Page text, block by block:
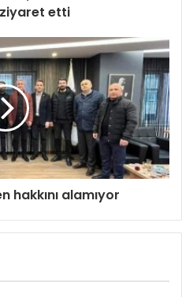
etti
hakkını alamıyor